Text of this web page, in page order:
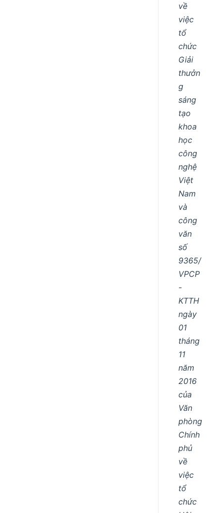
về
việc
tổ
chức
Giải
thưởn
g
sáng
tạo
khoa
học
công
nghệ
Việt
Nam
và
công
văn
số
9365/
VPCP
-
KTTH
ngày
01
tháng
11
năm
2016
của
Văn
phòng
Chính
phủ
về
việc
tổ
chức